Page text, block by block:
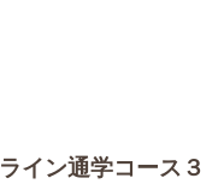
イン通学コース３